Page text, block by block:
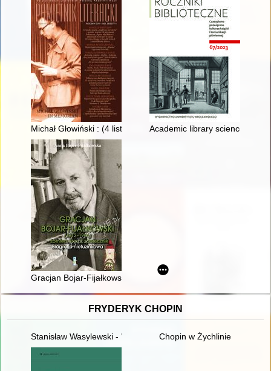
Michał Głowiński : (4 listopada 1934 – 29 września 2023)
Academic library science and
Gracjan Bojar-Fijałkowski (1912-1984) : żołnierz, literat,
FRYDERYK CHOPIN
Stanisław Wasylewski - "opolanin z wyboru" o Fryderyku
Chopin w Żychlinie